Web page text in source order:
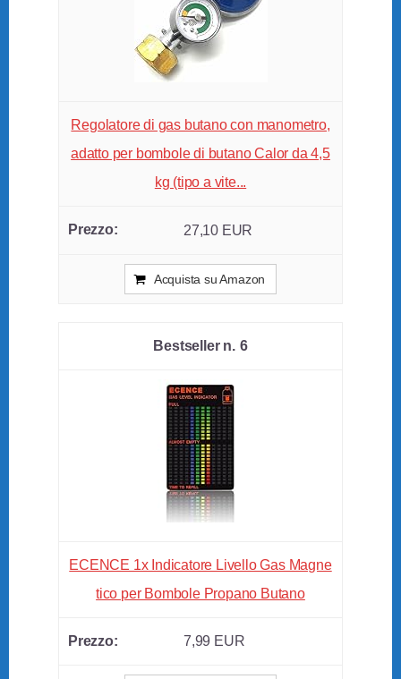
Regolatore di gas butano con manometro,
adatto per bombole di butano Calor da 4,5
kg (tipo a vite...
27,10 EUR
Acquista su Amazon
6
ECENCE 1x Indicatore Livello Gas Magne
tico per Bombole Propano Butano
7,99 EUR